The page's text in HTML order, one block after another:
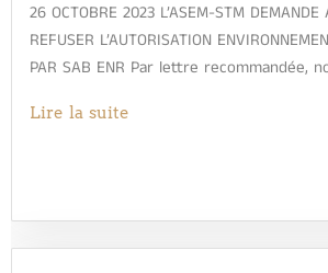
26 OCTOBRE 2023 L’ASEM-STM DEMANDE
REFUSER L’AUTORISATION
PAR SAB ENR Par lettre recommandée,
Lire la suite